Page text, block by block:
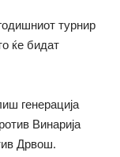
турнир
ќе бидат
генерација
Винарија
Дрвош.